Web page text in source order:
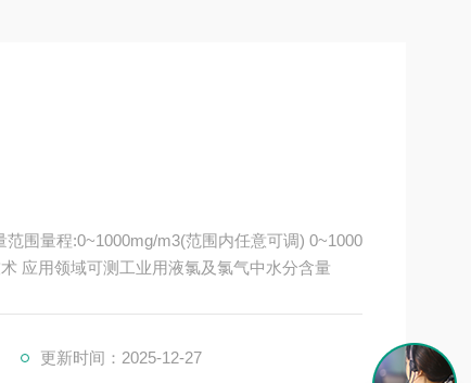
PPM(范围内任意可调) 技术原理静电感应传感技术 应用领域可测工业用液氯及氯气中水分含量
更新时间：2025-12-27